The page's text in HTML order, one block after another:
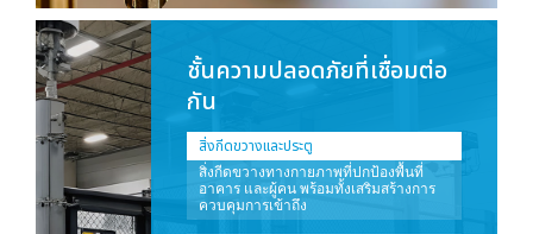
ชั้นความปลอดภัยที่เชื่อมต่อ
กัน
สิ่งกีดขวางและประตู
สิ่งกีดขวางทางกายภาพที่ปกป้องพื้นที่
อาคาร และผู้คน พร้อมทั้งเสริมสร้างการ
ควบคุมการเข้าถึง